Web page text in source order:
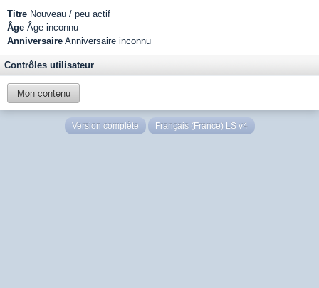
Titre Nouveau / peu actif
Âge Âge inconnu
Anniversaire Anniversaire inconnu
Contrôles utilisateur
Mon contenu
Version complète Français (France) LS v4